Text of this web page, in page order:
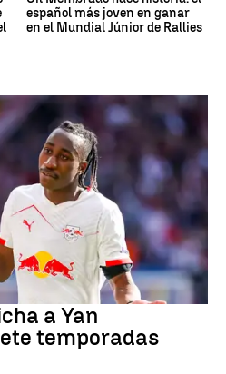
español más joven en ganar
en el Mundial Júnior de Rallies
a Yan
temporadas